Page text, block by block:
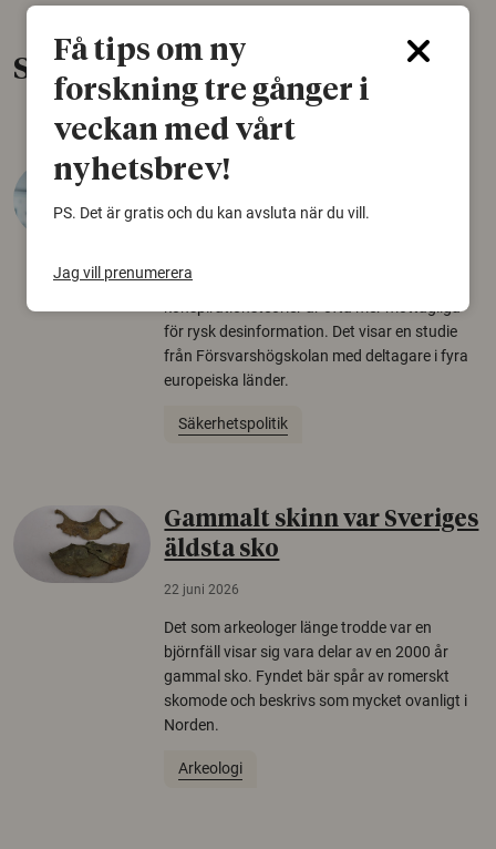
Senaste nytt
Varför tror vissa på rysk
desinformation?
Personer som är mer benägna att tro på
för rysk desinformation. Det visar en studie
från Försvarshögskolan med deltagare i fyra
europeiska länder.
Säkerhetspolitik
Gammalt skinn var Sveriges
äldsta sko
22 juni 2026
Det som arkeologer länge trodde var en
björnfäll visar sig vara delar av en 2000 år
gammal sko. Fyndet bär spår av romerskt
skomode och beskrivs som mycket ovanligt i
Norden.
Arkeologi
Få tips om ny
forskning tre gånger i
veckan med vårt
nyhetsbrev!
PS. Det är gratis och du kan avsluta när du vill.
Jag vill prenumerera